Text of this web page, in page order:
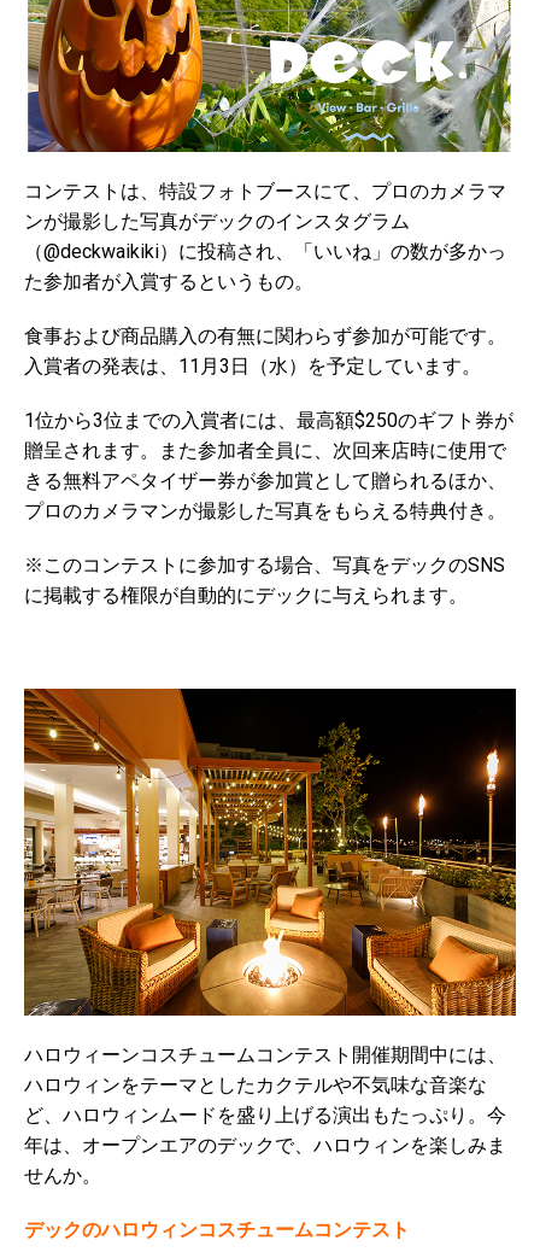
コンテストは、特設フォトブースにて、プロのカメラマ
ンが撮影した写真がデックのインスタグラム
（@deckwaikiki）に投稿され、「いいね」の数が多かっ
た参加者が入賞するというもの。
食事および商品購入の有無に関わらず参加が可能です。
入賞者の発表は、11月3日（水）を予定しています。
1位から3位までの入賞者には、最高額$250のギフト券が
贈呈されます。また参加者全員に、次回来店時に使用で
きる無料アペタイザー券が参加賞として贈られるほか、
プロのカメラマンが撮影した写真をもらえる特典付き。
※このコンテストに参加する場合、写真をデックのSNS
に掲載する権限が自動的にデックに与えられます。
ハロウィーンコスチュームコンテスト開催期間中には、
ハロウィンをテーマとしたカクテルや不気味な音楽な
ど、ハロウィンムードを盛り上げる演出もたっぷり。今
年は、オープンエアのデックで、ハロウィンを楽しみま
せんか。
デックのハロウィンコスチュームコンテスト